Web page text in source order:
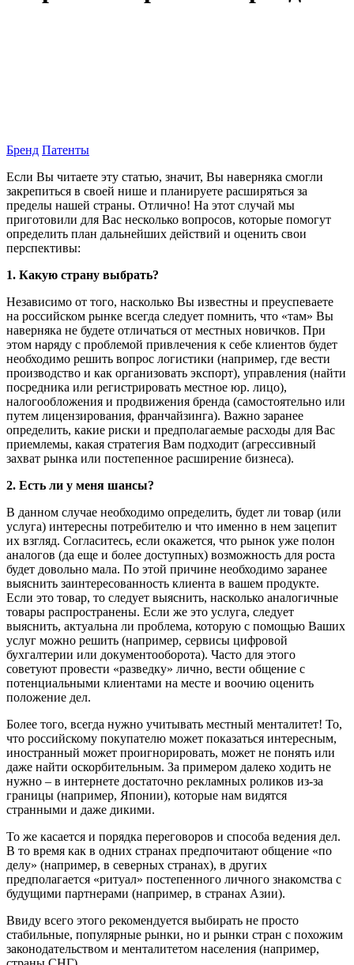
Бренд Патенты
Если Вы читаете эту статью, значит, Вы наверняка смогли
закрепиться в своей нише и планируете расширяться за
пределы нашей страны. Отлично! На этот случай мы
приготовили для Вас несколько вопросов, которые помогут
определить план дальнейших действий и оценить свои
перспективы:
1. Какую страну выбрать?
Независимо от того, насколько Вы известны и преуспеваете
на российском рынке всегда следует помнить, что «там» Вы
наверняка не будете отличаться от местных новичков. При
этом наряду с проблемой привлечения к себе клиентов будет
необходимо решить вопрос логистики (например, где вести
производство и как организовать экспорт), управления (найти
посредника или регистрировать местное юр. лицо),
налогообложения и продвижения бренда (самостоятельно или
путем лицензирования, франчайзинга). Важно заранее
определить, какие риски и предполагаемые расходы для Вас
приемлемы, какая стратегия Вам подходит (агрессивный
захват рынка или постепенное расширение бизнеса).
2. Есть ли у меня шансы?
В данном случае необходимо определить, будет ли товар (или
услуга) интересны потребителю и что именно в нем зацепит
их взгляд. Согласитесь, если окажется, что рынок уже полон
аналогов (да еще и более доступных) возможность для роста
будет довольно мала. По этой причине необходимо заранее
выяснить заинтересованность клиента в вашем продукте.
Если это товар, то следует выяснить, насколько аналогичные
товары распространены. Если же это услуга, следует
выяснить, актуальна ли проблема, которую с помощью Ваших
услуг можно решить (например, сервисы цифровой
бухгалтерии или документооборота). Часто для этого
советуют провести «разведку» лично, вести общение с
потенциальными клиентами на месте и воочию оценить
положение дел.
Более того, всегда нужно учитывать местный менталитет! То,
что российскому покупателю может показаться интересным,
иностранный может проигнорировать, может не понять или
даже найти оскорбительным. За примером далеко ходить не
нужно – в интернете достаточно рекламных роликов из-за
границы (например, Японии), которые нам видятся
странными и даже дикими.
То же касается и порядка переговоров и способа ведения дел.
В то время как в одних странах предпочитают общение «по
делу» (например, в северных странах), в других
предполагается «ритуал» постепенного личного знакомства с
будущими партнерами (например, в странах Азии).
Ввиду всего этого рекомендуется выбирать не просто
стабильные, популярные рынки, но и рынки стран с похожим
законодательством и менталитетом населения (например,